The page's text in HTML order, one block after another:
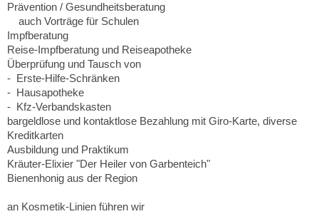
Prävention / Gesundheitsberatung
auch Vorträge für Schulen
Impfberatung
Reise-Impfberatung und Reiseapotheke
Überprüfung und Tausch von
- Erste-Hilfe-Schränken
- Hausapotheke
- Kfz-Verbandskasten
bargeldlose und kontaktlose Bezahlung mit Giro-Karte, diverse
Kreditkarten
Ausbildung und Praktikum
Kräuter-Elixier "Der Heiler von Garbenteich"
Bienenhonig aus der Region
an Kosmetik-Linien führen wir